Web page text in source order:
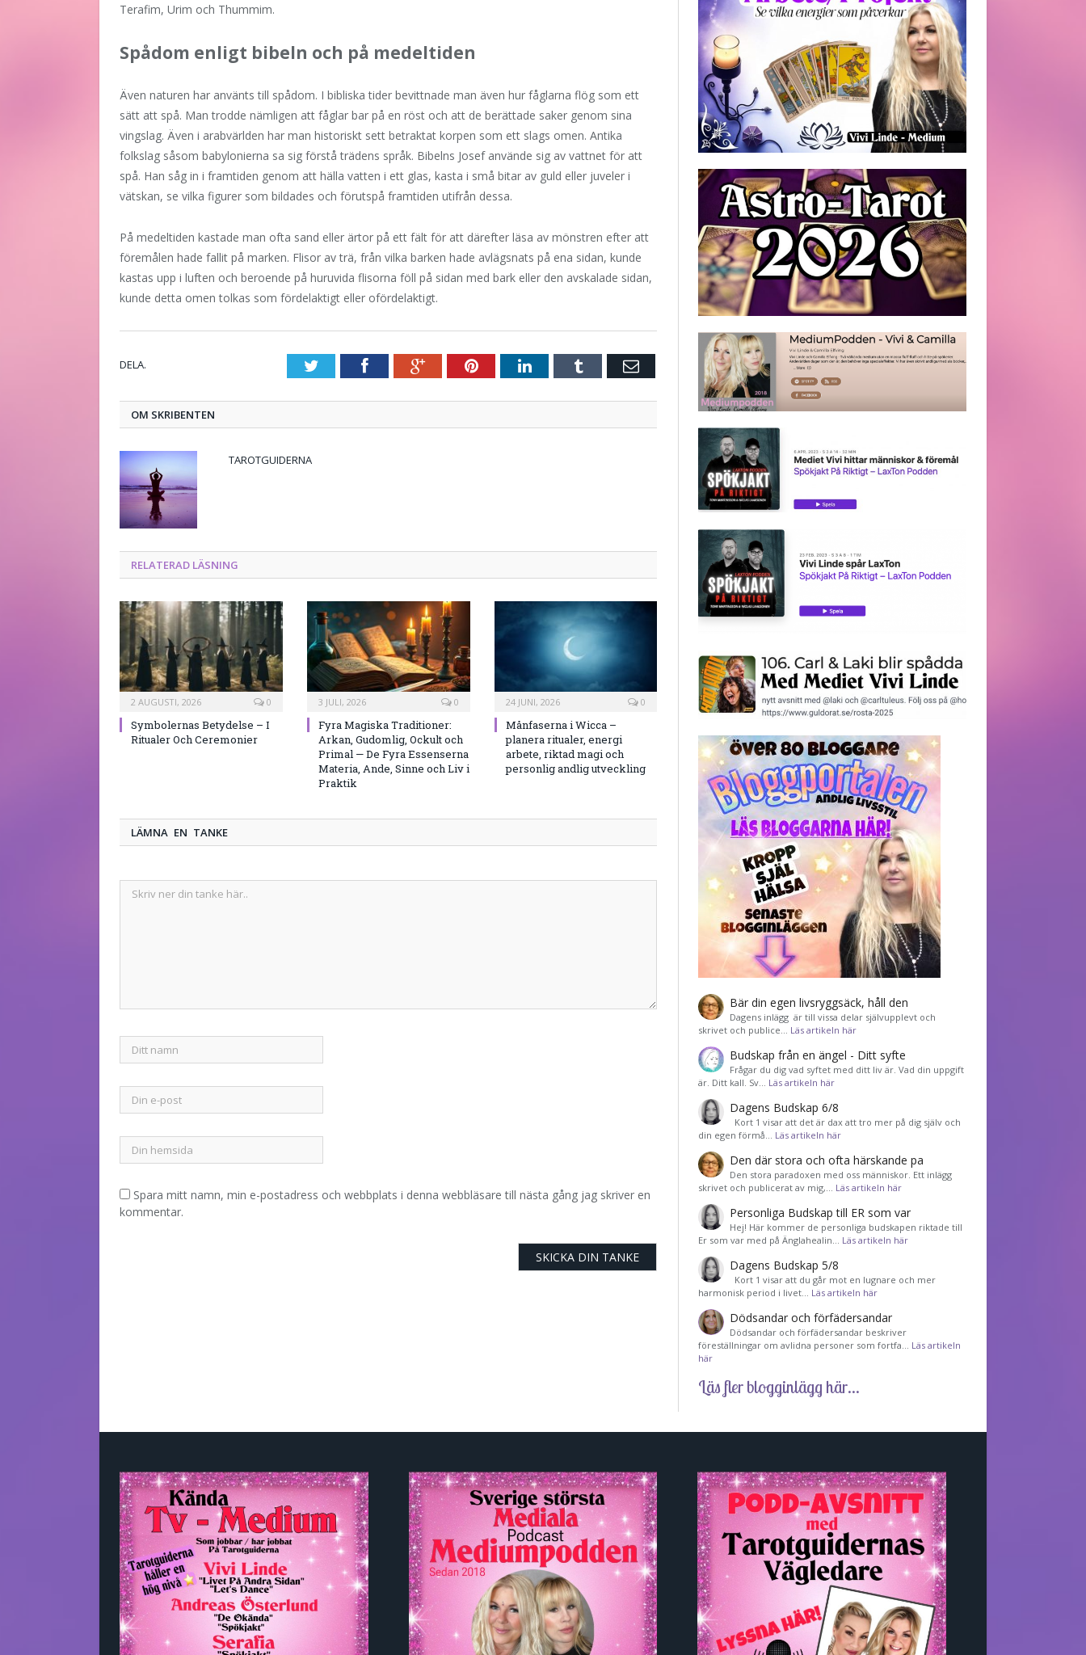
Terafim, Urim och Thummim.
Spådom enligt bibeln och på medeltiden
Även naturen har använts till spådom. I bibliska tider bevittnade man även hur fåglarna flög som ett
sätt att spå. Man trodde nämligen att fåglar bar på en röst och att de berättade saker genom sina
vingslag. Även i arabvärlden har man historiskt sett betraktat korpen som ett slags omen. Antika
folkslag såsom babylonierna sa sig förstå trädens språk. Bibelns Josef använde sig av vattnet för att
spå. Han såg in i framtiden genom att hälla vatten i ett glas, kasta i små bitar av guld eller juveler i
vätskan, se vilka figurer som bildades och förutspå framtiden utifrån dessa.
På medeltiden kastade man ofta sand eller ärtor på ett fält för att därefter läsa av mönstren efter att
föremålen hade fallit på marken. Flisor av trä, från vilka barken hade avlägsnats på ena sidan, kunde
kastas upp i luften och beroende på huruvida flisorna föll på sidan med bark eller den avskalade sidan,
kunde detta omen tolkas som fördelaktigt eller ofördelaktigt.
DELA. TwitterFacebookGoogle+PinterestLinkedInTumblr E-
OM SKRIBENTEN
TAROTGUIDERNA
RELATERAD LÄSNING
2 AUGUSTI, 2026 0
Symbolernas Betydelse – I
Ritualer Och Ceremonier
3 JULI, 2026 0
Fyra Magiska Traditioner:
Arkan, Gudomlig, Ockult och
Primal — De Fyra Essenserna
Materia, Ande, Sinne och Liv i
Praktik
24 JUNI, 2026 0
Månfaserna i Wicca –
planera ritualer, energi
arbete, riktad magi och
personlig andlig utveckling
LÄMNA EN TANKE
Spara mitt namn, min e-postadress och webbplats i denna webbläsare till nästa gång jag skriver en
kommentar.
Bär din egen livsryggsäck, håll den
Dagens inlägg är till vissa delar självupplevt och
skrivet och publice… Läs artikeln här
Budskap från en ängel - Ditt syfte
Frågar du dig vad syftet med ditt liv är. Vad din uppgift
är. Ditt kall. Sv… Läs artikeln här
Dagens Budskap 6/8
Kort 1 visar att det är dax att tro mer på dig själv och
din egen förmå… Läs artikeln här
Den där stora och ofta härskande pa
Den stora paradoxen med oss människor. Ett inlägg
skrivet och publicerat av mig,… Läs artikeln här
Personliga Budskap till ER som var
Hej! Här kommer de personliga budskapen riktade till
Er som var med på Änglahealin… Läs artikeln här
Dagens Budskap 5/8
Kort 1 visar att du går mot en lugnare och mer
harmonisk period i livet… Läs artikeln här
Dödsandar och förfädersandar
Dödsandar och förfädersandar beskriver
föreställningar om avlidna personer som fortfa… Läs artikeln
här
Läs fler blogginlägg här...